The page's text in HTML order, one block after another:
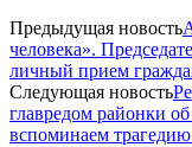
Предыдущая новость
человека».
личный прием
Следующая новость
главредом районки
вспоминаем